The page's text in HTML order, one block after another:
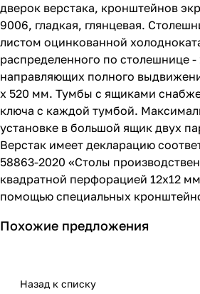
дверок верстака, кронштейнов
9006, гладкая, глянцевая.
листом оцинкованной
распределенного по столешнице
направляющих полного
х 520 мм. Тумбы с ящиками
ключа с каждой тумбой.
установке в большой ящик двух
Верстак имеет декларацию
58863-2020 «Столы
квадратной перфорацией 12х12
помощью специальных
Похожие предложения
Назад к списку